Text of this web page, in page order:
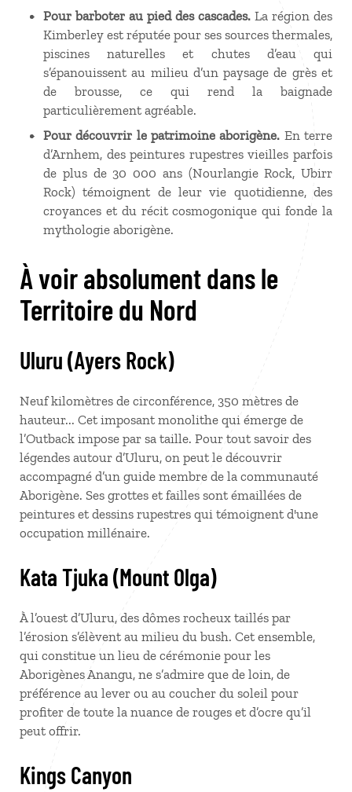
Pour barboter au pied des cascades. La région des
Kimberley est réputée pour ses sources thermales,
piscines naturelles et chutes d’eau qui
s’épanouissent au milieu d’un paysage de grès et
de brousse, ce qui rend la baignade
particulièrement agréable.
Pour découvrir le patrimoine aborigène. En terre
d’Arnhem, des peintures rupestres vieilles parfois
de plus de 30 000 ans (Nourlangie Rock, Ubirr
Rock) témoignent de leur vie quotidienne, des
croyances et du récit cosmogonique qui fonde la
mythologie aborigène.
À voir absolument dans le
Territoire du Nord
Uluru (Ayers Rock)
Neuf kilomètres de circonférence, 350 mètres de
hauteur... Cet imposant monolithe qui émerge de
l’Outback impose par sa taille. Pour tout savoir des
légendes autour d’Uluru, on peut le découvrir
accompagné d’un guide membre de la communauté
Aborigène. Ses grottes et failles sont émaillées de
peintures et dessins rupestres qui témoignent d'une
occupation millénaire.
Kata Tjuka (Mount Olga)
À l’ouest d’Uluru, des dômes rocheux taillés par
l’érosion s’élèvent au milieu du bush. Cet ensemble,
qui constitue un lieu de cérémonie pour les
Aborigènes Anangu, ne s’admire que de loin, de
préférence au lever ou au coucher du soleil pour
profiter de toute la nuance de rouges et d’ocre qu’il
peut offrir.
Kings Canyon